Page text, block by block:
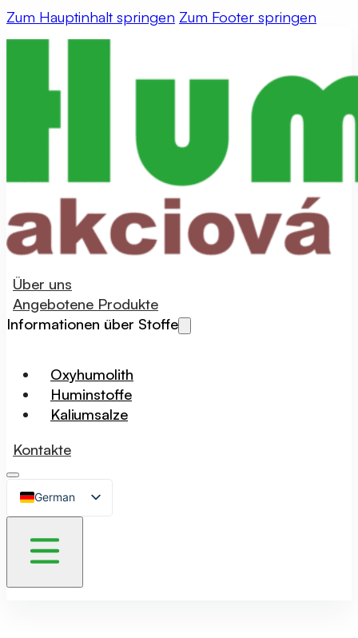
Zum Hauptinhalt springen Zum Footer springen
Über uns
Angebotene Produkte
Informationen über Stoffe
Oxyhumolith
Huminstoffe
Kaliumsalze
Kontakte
German
English